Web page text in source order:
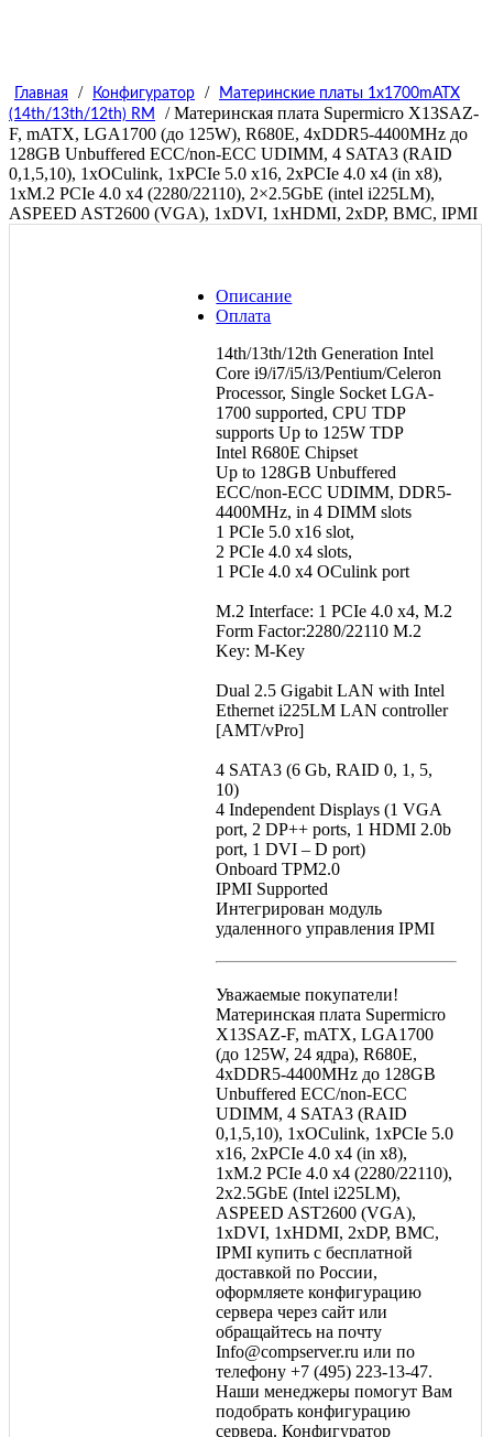
Главная / Конфигуратор /
Материнские платы 1x1700mATX
(14th/13th/12th) RM
/ Материнская плата Supermicro X13SAZ-
F, mATX, LGA1700 (до 125W), R680E, 4xDDR5-4400MHz до
128GB Unbuffered ECC/non-ECC UDIMM, 4 SATA3 (RAID
0,1,5,10), 1xOCulink, 1xPCIe 5.0 x16, 2xPCIe 4.0 x4 (in x8),
1xM.2 PCIe 4.0 x4 (2280/22110), 2×2.5GbE (intel i225LM),
ASPEED AST2600 (VGA), 1xDVI, 1xHDMI, 2xDP, BMC, IPMI
Описание
Оплата
14th/13th/12th Generation Intel
Core i9/i7/i5/i3/Pentium/Celeron
Processor, Single Socket LGA-
1700 supported, CPU TDP
supports Up to 125W TDP
Intel R680E Chipset
Up to 128GB Unbuffered
ECC/non-ECC UDIMM, DDR5-
4400MHz, in 4 DIMM slots
1 PCIe 5.0 x16 slot,
2 PCIe 4.0 x4 slots,
1 PCIe 4.0 x4 OCulink port
M.2 Interface: 1 PCIe 4.0 x4, M.2
Form Factor:2280/22110 M.2
Key: M-Key
Dual 2.5 Gigabit LAN with Intel
Ethernet i225LM LAN controller
[AMT/vPro]
4 SATA3 (6 Gb, RAID 0, 1, 5,
10)
4 Independent Displays (1 VGA
port, 2 DP++ ports, 1 HDMI 2.0b
port, 1 DVI – D port)
Onboard TPM2.0
IPMI Supported
Интегрирован модуль
удаленного управления IPMI
Уважаемые покупатели!
Материнская плата Supermicro
X13SAZ-F, mATX, LGA1700
(до 125W, 24 ядра), R680E,
4xDDR5-4400MHz до 128GB
Unbuffered ECC/non-ECC
UDIMM, 4 SATA3 (RAID
0,1,5,10), 1xOCulink, 1xPCIe 5.0
x16, 2xPCIe 4.0 x4 (in x8),
1xM.2 PCIe 4.0 x4 (2280/22110),
2x2.5GbE (Intel i225LM),
ASPEED AST2600 (VGA),
1xDVI, 1xHDMI, 2xDP, BMC,
IPMI купить с бесплатной
доставкой по России,
оформляете конфигурацию
сервера через сайт или
обращайтесь на почту
Info@compserver.ru или по
телефону +7 (495) 223-13-47.
Наши менеджеры помогут Вам
подобрать конфигурацию
сервера. Конфигуратор